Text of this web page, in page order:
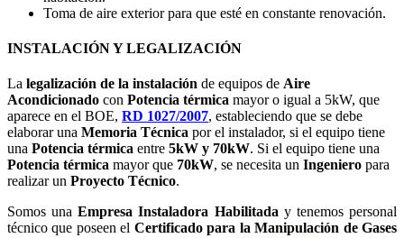
Toma de aire exterior para que esté en constante renovación.
INSTALACIÓN Y LEGALIZACIÓN
La legalización de la instalación de equipos de Aire
Acondicionado con Potencia térmica mayor o igual a 5kW, que
aparece en el BOE, RD 1027/2007, estableciendo que se debe
elaborar una Memoria Técnica por el instalador, si el equipo tiene
una Potencia térmica entre 5kW y 70kW. Si el equipo tiene una
Potencia térmica mayor que 70kW, se necesita un Ingeniero para
realizar un Proyecto Técnico.
Somos unaEmpresa Instaladora Habilitada y tenemos personal
técnico que poseen el Certificado para la Manipulación de Gases